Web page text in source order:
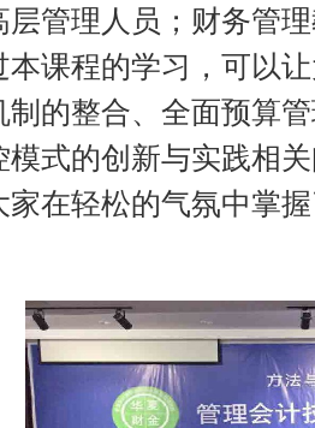
层管理人员；财务管
本课程的学习，可以
制的整合、全面预算
模式的创新与实践相
家在轻松的气氛中掌